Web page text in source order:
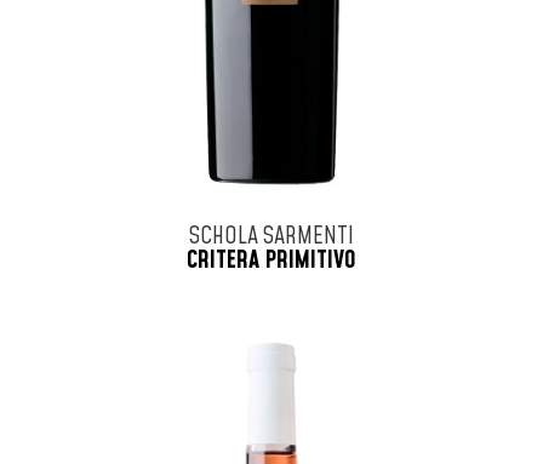
SCHOLA SARMENTI
CRITERA PRIMITIVO